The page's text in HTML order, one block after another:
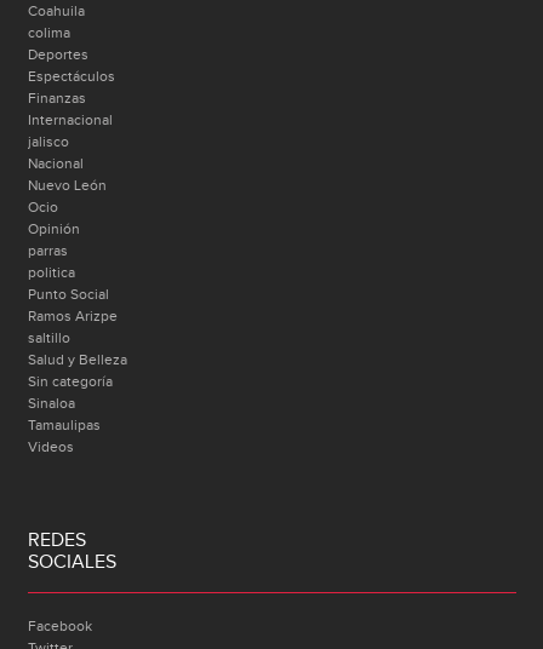
Coahuila
colima
Deportes
Espectáculos
Finanzas
Internacional
jalisco
Nacional
Nuevo León
Ocio
Opinión
parras
politica
Punto Social
Ramos Arizpe
saltillo
Salud y Belleza
Sin categoría
Sinaloa
Tamaulipas
Videos
REDES
SOCIALES
Facebook